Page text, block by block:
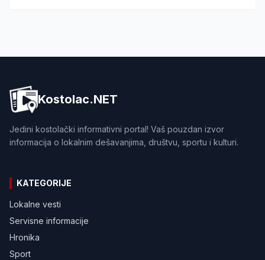
Kostolac.NET
Jedini kostolački informativni portal! Vaš pouzdan izvor
informacija o lokalnim dešavanjima, društvu, sportu i kulturi.
KATEGORIJE
Lokalne vesti
Servisne informacije
Hronika
Sport